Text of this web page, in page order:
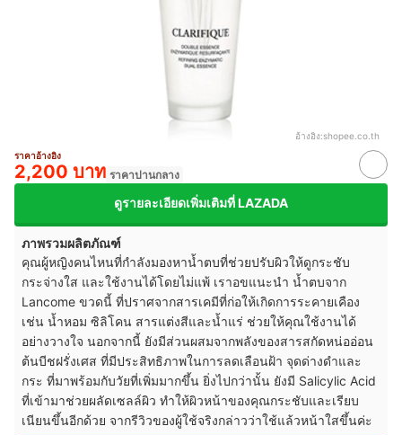
อ้างอิง:shopee.co.th
ราคาอ้างอิง
2,200 บาท ราคาปานกลาง
ดูรายละเอียดเพิ่มเติมที่ LAZADA
ภาพรวมผลิตภัณฑ์
คุณผู้หญิงคนไหนที่กำลังมองหาน้ำตบที่ช่วยปรับผิวให้ดูกระชับ
กระจ่างใส และใช้งานได้โดยไม่แพ้ เราอขแนะนำ น้ำตบจาก
Lancome ขวดนี้ ที่ปราศจากสารเคมีที่ก่อให้เกิดการระคายเคือง
เช่น น้ำหอม ซิลิโคน สารแต่งสีและน้ำแร่ ช่วยให้คุณใช้งานได้
อย่างวางใจ นอกจากนี้ ยังมีส่วนผสมจากพลังของสารสกัดหน่ออ่อน
ต้นบีชฝรั่งเศส ที่มีประสิทธิภาพในการลดเลือนฝ้า จุดด่างดำและ
กระ ที่มาพร้อมกับวัยที่เพิ่มมากขึ้น ยิ่งไปกว่านั้น ยังมี Salicylic Acid
ที่เข้ามาช่วยผลัดเซลล์ผิว ทำให้ผิวหน้าของคุณกระชับและเรียบ
เนียนขึ้นอีกด้วย จากรีวิวของผู้ใช้จริงกล่าวว่าใช้แล้วหน้าใสขึ้นค่ะ